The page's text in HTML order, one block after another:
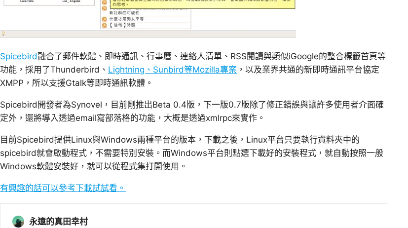
Spicebird融合了郵件軟體、即時通訊、行事曆、連絡人清單、RSS閱讀與類似iGoogle的整合標籤首頁等
功能，採用了Thunderbird、 Lightning、Sunbird等Mozilla專案 ，以及業界共通的新即時通訊平台協定
XMPP，所以支援Gtalk等即時通訊軟體。
Spicebird開發者為Synovel，目前剛推出Beta 0.4版，下一版0.7版除了修正錯誤與讓許多使用者介面確
定外，還將導入透過email寫部落格的功能，大概是透過xmlrpc來實作。
目前Spicebird提供Linux與Windows兩種平台的版本，下載之後，Linux平台只要執行資料夾中的
spicebird就會啟動程式，不需要特別安裝。而Windows平台則點選下載好的安裝程式，就自動按照一般
Windows軟體安裝好，就可以從程式集打開使用。
有興趣的話可以參考下載試試看。
永遠的真田幸村